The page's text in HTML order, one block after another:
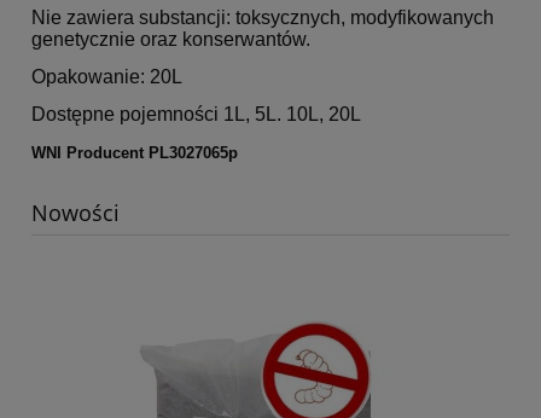
Nie zawiera substancji: toksycznych, modyfikowanych
genetycznie oraz konserwantów.
Opakowanie: 20L
Dostępne pojemności 1L, 5L. 10L, 20L
WNI Producent PL3027065p
Nowości